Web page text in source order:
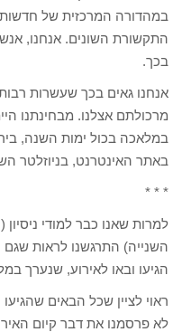
התקשורת השונים. אנחנו, אנשי
בכך.
אנחנו גאים בכך שעשרות
מרכולתם אצלנו. מבחינתנו
במלאכה בכול ימות השנה,
באתר האינטרנט, בניוזלטר
* * *
למרות שאנו כבר למודי
השנייה) התרגשנו לראות
הגיעו ובאו לאירוע, שנערך
ראוי לציין שכל הבאים
לא פרסמנו את דבר קיום